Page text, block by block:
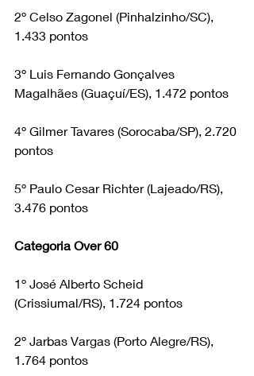
2º Celso Zagonel (Pinhalzinho/SC),
1.433 pontos
3º Luis Fernando Gonçalves
Magalhães (Guaçuí/ES), 1.472 pontos
4º Gilmer Tavares (Sorocaba/SP), 2.720
pontos
5º Paulo Cesar Richter (Lajeado/RS),
3.476 pontos
Categoria Over 60
1º José Alberto Scheid
(Crissiumal/RS), 1.724 pontos
2º Jarbas Vargas (Porto Alegre/RS),
1.764 pontos